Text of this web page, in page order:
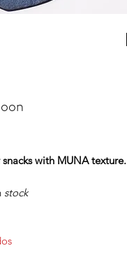
with MUNA texture.
stock